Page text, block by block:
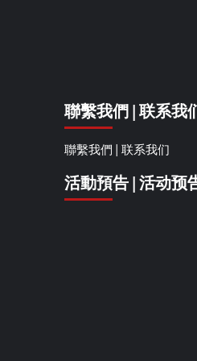
聯繫我們 | 联系我
聯繫我們 | 联系我们
活動預告 | 活动预